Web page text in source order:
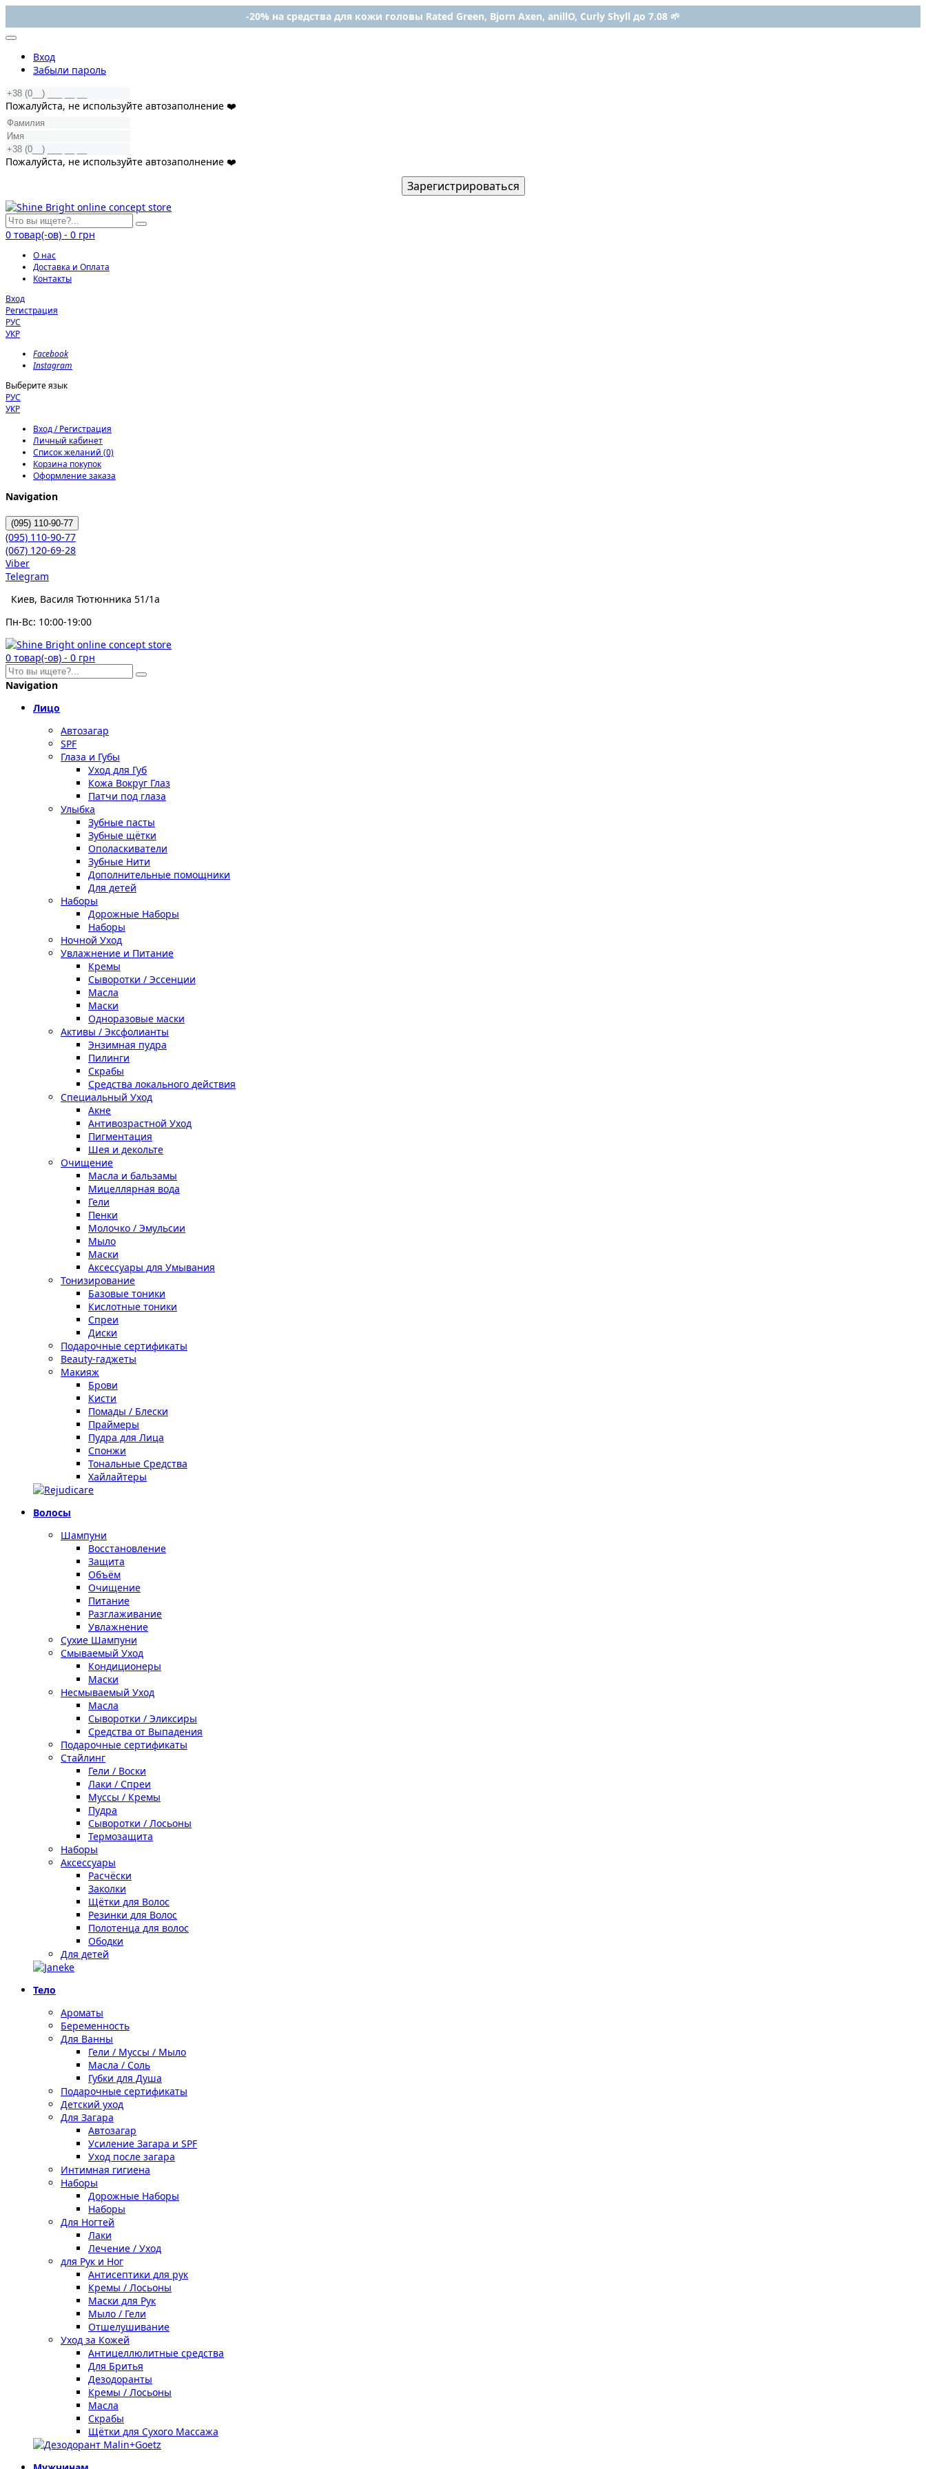
-20% на средства для кожи головы Rated Green, Bjorn Axen, anillO, Curly Shyll до 7.08 🌱
Вход
Забыли пароль
Пожалуйста, не используйте автозаполнение ❤️
Пожалуйста, не используйте автозаполнение ❤️
Зарегистрироваться
0 товар(-ов) - 0 грн
О нас
Доставка и Оплата
Контакты
Вход
Регистрация
РУС
УКР
Facebook
Instagram
Выберите язык
РУС
УКР
Вход / Регистрация
Личный кабинет
Список желаний (0)
Корзина покупок
Оформление заказа
Navigation
(095) 110-90-77
(095) 110-90-77
(067) 120-69-28
Viber
Telegram
Киев, Василя Тютюнника 51/1а
Пн-Вс: 10:00-19:00
0 товар(-ов) - 0 грн
Navigation
Лицо
Автозагар
SPF
Глаза и Губы
Уход для Губ
Кожа Вокруг Глаз
Патчи под глаза
Улыбка
Зубные пасты
Зубные щётки
Ополаскиватели
Зубные Нити
Дополнительные помощники
Для детей
Наборы
Дорожные Наборы
Наборы
Ночной Уход
Увлажнение и Питание
Кремы
Сыворотки / Эссенции
Масла
Маски
Одноразовые маски
Активы / Эксфолианты
Энзимная пудра
Пилинги
Скрабы
Средства локального действия
Специальный Уход
Акне
Антивозрастной Уход
Пигментация
Шея и декольте
Очищение
Масла и бальзамы
Мицеллярная вода
Гели
Пенки
Молочко / Эмульсии
Мыло
Маски
Аксессуары для Умывания
Тонизирование
Базовые тоники
Кислотные тоники
Спреи
Диски
Подарочные сертификаты
Beauty-гаджеты
Макияж
Брови
Кисти
Помады / Блески
Праймеры
Пудра для Лица
Спонжи
Тональные Средства
Хайлайтеры
Волосы
Шампуни
Восстановление
Защита
Объём
Очищение
Питание
Разглаживание
Увлажнение
Сухие Шампуни
Смываемый Уход
Кондиционеры
Маски
Несмываемый Уход
Масла
Сыворотки / Эликсиры
Средства от Выпадения
Подарочные сертификаты
Стайлинг
Гели / Воски
Лаки / Спреи
Муссы / Кремы
Пудра
Сыворотки / Лосьоны
Термозащита
Наборы
Аксессуары
Расчёски
Заколки
Щётки для Волос
Резинки для Волос
Полотенца для волос
Ободки
Для детей
Тело
Ароматы
Беременность
Для Ванны
Гели / Муссы / Мыло
Масла / Соль
Губки для Душа
Подарочные сертификаты
Детский уход
Для Загара
Автозагар
Усиление Загара и SPF
Уход после загара
Интимная гигиена
Наборы
Дорожные Наборы
Наборы
Для Ногтей
Лаки
Лечение / Уход
для Рук и Ног
Антисептики для рук
Кремы / Лосьоны
Маски для Рук
Мыло / Гели
Отшелушивание
Уход за Кожей
Антицеллюлитные средства
Для Бритья
Дезодоранты
Кремы / Лосьоны
Масла
Скрабы
Щётки для Сухого Массажа